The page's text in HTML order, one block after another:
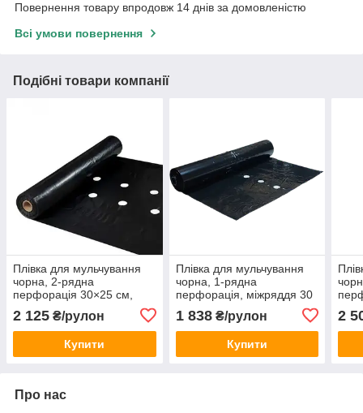
Повернення товару впродовж 14 днів за домовленістю
Всі умови повернення
Подібні товари компанії
Плівка для мульчування
чорна, 2-рядна
перфорація 30×25 см,
(вторинна сировина)
2 125 ₴/рулон
Купити
Плівка для мульчування
чорна, 1-рядна
перфорація, міжряддя 30
см, 1000 мм, 30 мкм, 500
м (вторинна сировина)
1 838₴/рулон
Купити
м
2
Про нас